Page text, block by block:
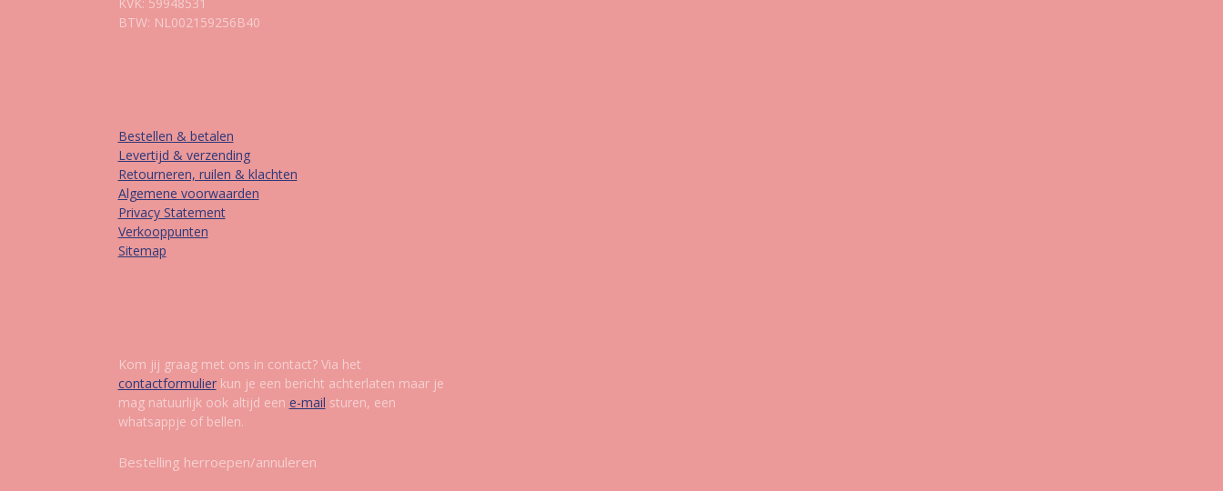
BTW: NL002159256B40
Bestellen & betalen
Levertijd & verzending
Retourneren, ruilen & klachten
Algemene voorwaarden
Privacy Statement
Verkooppunten
Sitemap
Kom jij graag met ons in contact? Via het
contactformulierkun je een bericht achterlaten maar je
mag natuurlijk ook altijd een e-mail sturen, een
whatsappje of bellen.
Bestelling herroepen/annuleren